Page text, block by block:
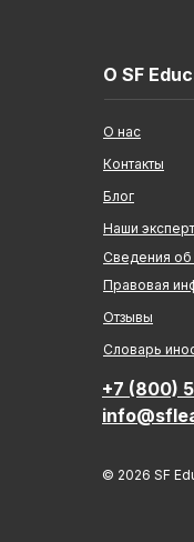
О SF
Наши
Правовая
Контакты
Блог
© 2026 SF
Сведения об
+7 (800)
О нас
Отзывы
Cловарь